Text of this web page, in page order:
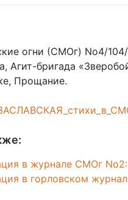
огни (СМОг) No4/104/
Агит-бригада
Прощание.
в журнале СМОг
в горловском